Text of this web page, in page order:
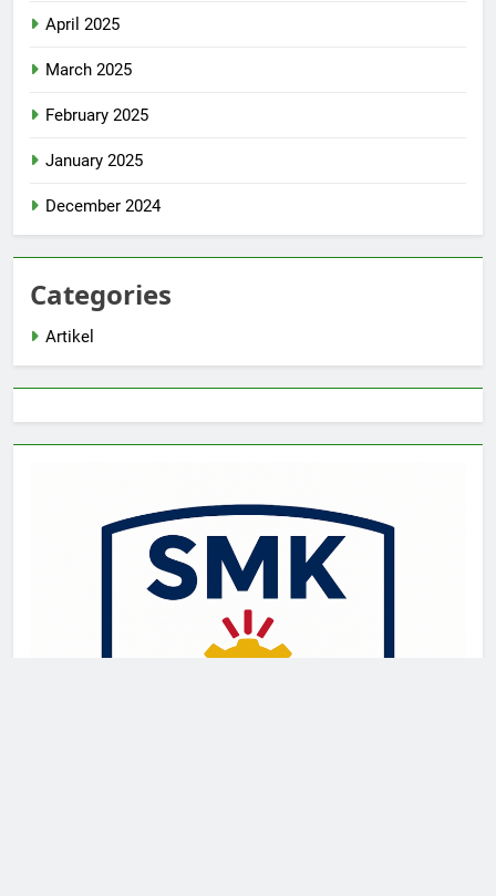
April 2025
March 2025
February 2025
January 2025
December 2024
Categories
Artikel